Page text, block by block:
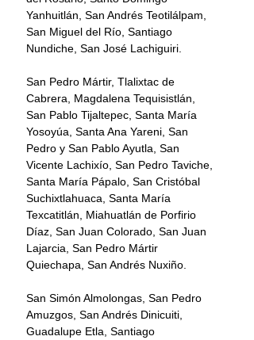
Yanhuitlán, San Andrés Teotilálpam,
San Miguel del Río, Santiago
Nundiche, San José Lachiguiri.
San Pedro Mártir, Tlalixtac de
Cabrera, Magdalena Tequisistlán,
San Pablo Tijaltepec, Santa María
Yosoyúa, Santa Ana Yareni, San
Pedro y San Pablo Ayutla, San
Vicente Lachixío, San Pedro Taviche,
Santa María Pápalo, San Cristóbal
Suchixtlahuaca, Santa María
Texcatitlán, Miahuatlán de Porfirio
Díaz, San Juan Colorado, San Juan
Lajarcia, San Pedro Mártir
Quiechapa, San Andrés Nuxiño.
San Simón Almolongas, San Pedro
Amuzgos, San Andrés Dinicuiti,
Guadalupe Etla, Santiago